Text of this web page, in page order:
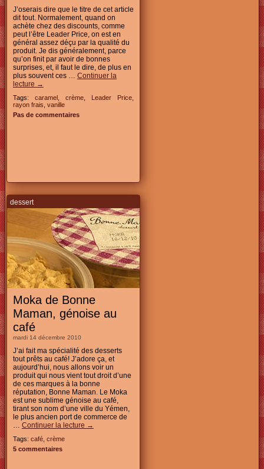
J’oserais dire que le titre de cet article
dit tout. Normalement, quand on
achète chez des discounts, comme
peut l’être Leader Price, on est en
général assez déçu par la qualité du
produit. Je dis généralement, parce
qu’on finit par avoir de bonnes
surprises, et, il faut le dire, de plus en
plus souvent ces … Continuer la
lecture →
Tags: caramel, crème, Leader Price,
rayon frais vanille
Pas de commentaires
dessert
Moka de Bonne
Maman, génoise au
café
mardi 14 décembre 2010
J’ai fait ma spécialité des desserts
tout prêts au café! J’adore ça, et
aujourd’hui, nous allons voir un
produit qui nous vient tout droit d’une
de ces marques à la bonne
réputation, Bonne Maman. Le Moka
est une sublime génoise au café,
tirant son nom d’une ville du Yémen,
le plus ancien port de commerce de
… Continuer la lecture →
Tags: café, crème
5 commentaires